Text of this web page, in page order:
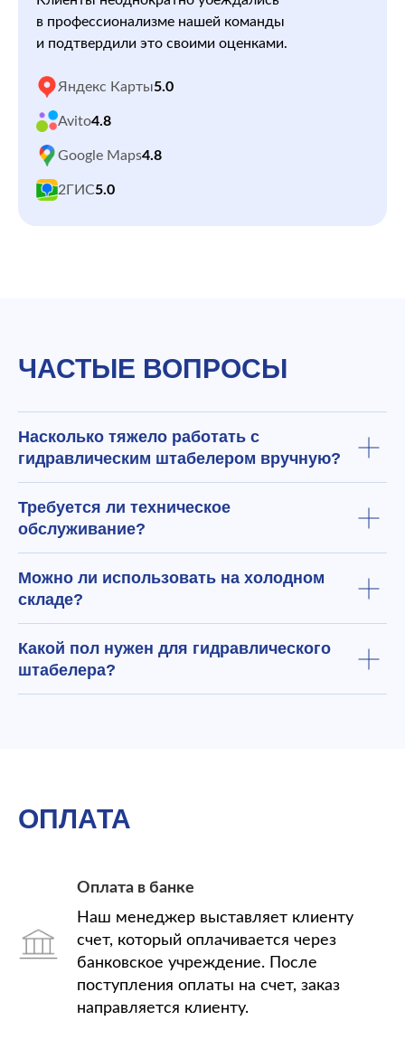
в профессионализме нашей команды
и подтвердили это своими оценками.
Яндекс Карты5.0
Avito4.8
Google Maps4.8
2ГИС5.0
ЧАСТЫЕ ВОПРОСЫ
Насколько тяжело работать с
гидравлическим штабелером вручную?
Требуется ли техническое
обслуживание?
Можно ли использовать на холодном
складе?
Какой пол нужен для гидравлического
штабелера?
ОПЛАТА
Оплата в банке
Наш менеджер выставляет клиенту
счет, который оплачивается через
банковское учреждение. После
поступления оплаты на счет, заказ
направляется клиенту.